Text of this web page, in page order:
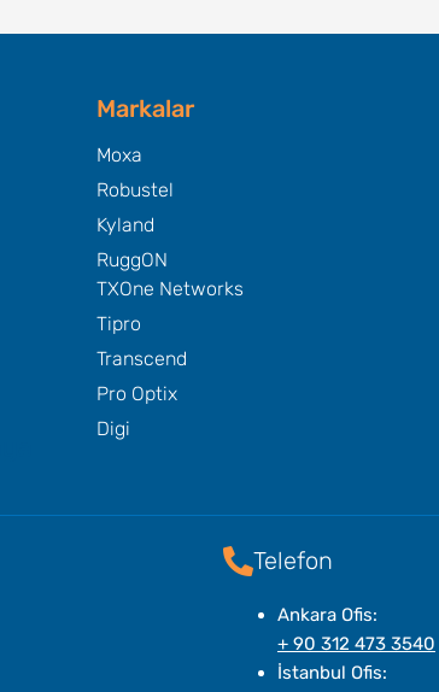
Markalar
Moxa
Robustel
Kyland
RuggON
TXOne Networks
Tipro
Transcend
Pro Optix
Digi
Telefon
Ankara Ofis:
+ 90 312 473 3540
İstanbul Ofis: